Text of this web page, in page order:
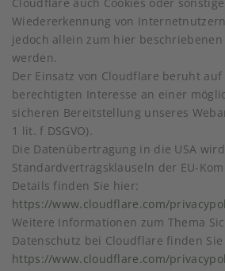
Wiedererkennung von
jedoch allein zum hier beschriebenen
werden.
Der Einsatz von Cloudflare beruht auf
berechtigten Interesse an einer
sicheren Bereitstellung unseres
1 lit. f DSGVO).
Die Datenübertragung in die USA
Standardvertragsklauseln der EU-
Details finden Sie hier:
https://www.cloudflare.com/
Weitere Informationen zum Thema
Datenschutz bei Cloudflare finden
https://www.cloudflare.com/